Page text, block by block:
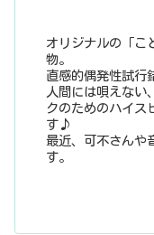
オリジナルの「こ
物。
直感的偶発性試行
人間には唄えない
クのためのハイス
す♪
最近、可不さんや
す。